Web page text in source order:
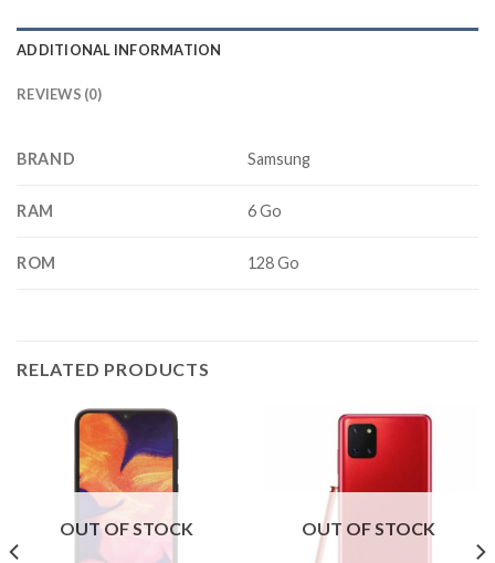
ADDITIONAL INFORMATION
REVIEWS (0)
BRAND Samsung
RAM 6 Go
ROM 128 Go
RELATED PRODUCTS
OUT OF STOCK OUT OF STOCK